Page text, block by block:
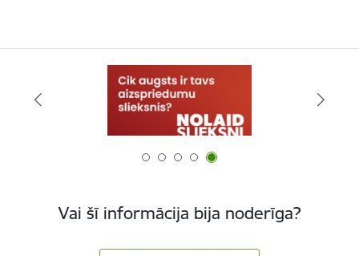
Vai šī informācija bija noderīga?